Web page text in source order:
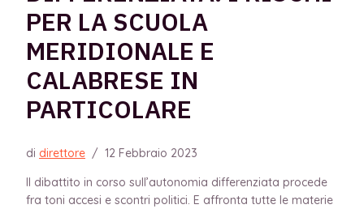
PER LA SCUOLA
MERIDIONALE E
CALABRESE IN
PARTICOLARE
di direttore / 12 Febbraio 2023
Il dibattito in corso sull’autonomia differenziata procede
fra toni accesi e scontri politici. E affronta tutte le materie